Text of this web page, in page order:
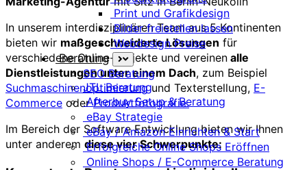
Print und Grafikdesign
Bilder freistellen lassen
Webdesign Preise
Beratung
SEO Beratung
JTL Beratung
Afterbuy Setup & Beratung
eBay Strategie
eBay / Amazon Einrichten & Start
Erfolgreiche Online Shops Eröffnen
Online Shops / E-Commerce Beratung
In unserem interdisziplinären Team aus 5 Kontinenten
bieten wir maßgeschneiderte Lösungen für
verschiedene Online-Projekte und vereinen alle
Dienstleistungen unter einem Dach, zum Beispiel
Suchmaschinenoptimierungund Texterstellung, E-
Commerce oderProduktfotografie.
Im Bereich der Software Entwicklung bieten wir Ihnen
unter anderem diese vier Schwerpunkte: